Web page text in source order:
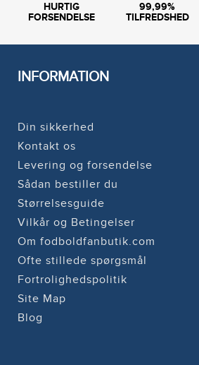
HURTIG
FORSENDELSE
99,99%
TILFREDSHED
INFORMATION
Din sikkerhed
Kontakt os
Levering og forsendelse
Sådan bestiller du
Størrelsesguide
Vilkår og Betingelser
Om fodboldfanbutik.com
Ofte stillede spørgsmål
Fortrolighedspolitik
Site Map
Blog